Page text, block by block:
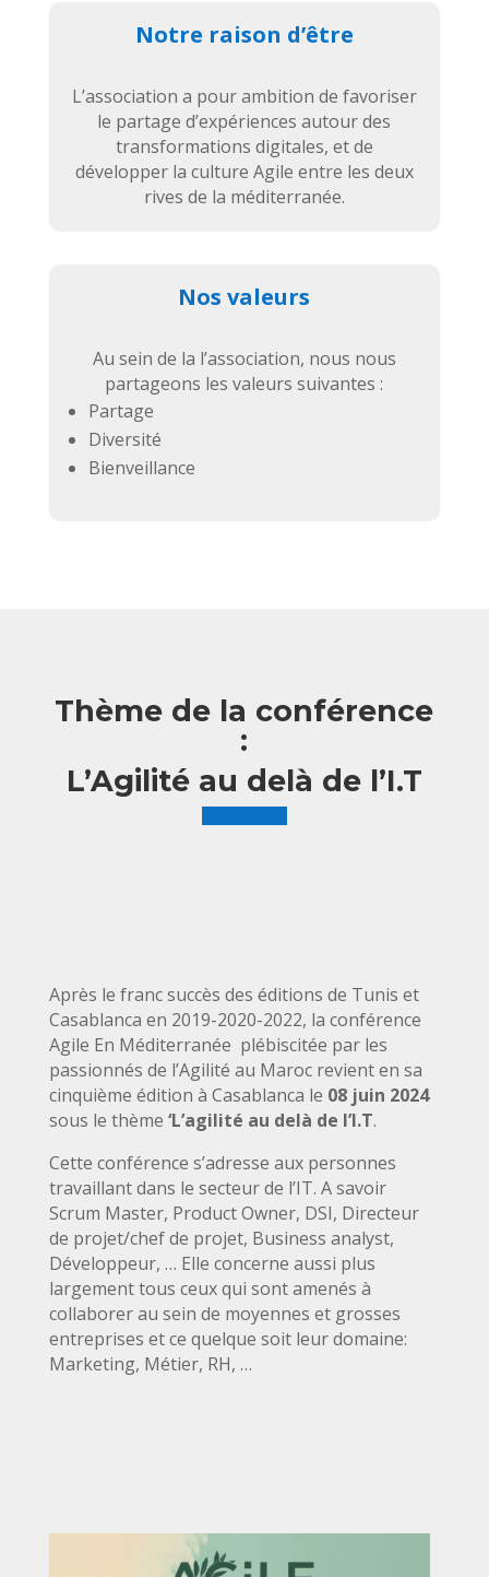
Notre raison d’être
L’association a pour ambition de favoriser
le partage d’expériences autour des
transformations digitales, et de
développer la culture Agile entre les deux
rives de la méditerranée.
Nos valeurs
Au sein de la l’association, nous nous
partageons les valeurs suivantes :
Partage
Diversité
Bienveillance
Thème de la conférence
:
L’Agilité au delà de l’I.T
Après le franc succès des éditions de Tunis et
Casablanca en 2019-2020-2022, la conférence
Agile En Méditerranée plébiscitée par les
passionnés de l’Agilité au Maroc revient en sa
cinquième édition à Casablanca le 08 juin 2024
sous le thème ‘L’agilité au delà de l’I.T.
Cette conférence s’adresse aux personnes
travaillant dans le secteur de l’IT. A savoir
Scrum Master, Product Owner, DSI, Directeur
de projet/chef de projet, Business analyst,
Développeur, … Elle concerne aussi plus
largement tous ceux qui sont amenés à
collaborer au sein de moyennes et grosses
entreprises et ce quelque soit leur domaine:
Marketing, Métier, RH, …